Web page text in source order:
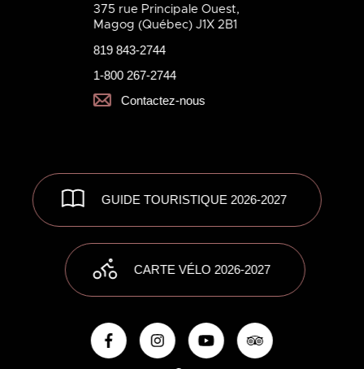
375 rue Principale Ouest,
Magog (Québec) J1X 2B1
819 843-2744
1-800 267-2744
Contactez-nous
GUIDE TOURISTIQUE 2026-2027
CARTE VÉLO 2026-2027